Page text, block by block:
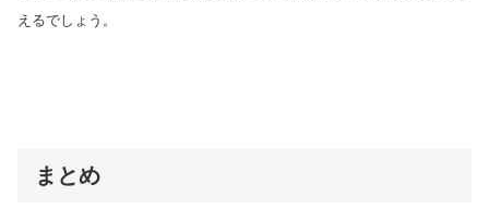
えるでしょう。
まとめ